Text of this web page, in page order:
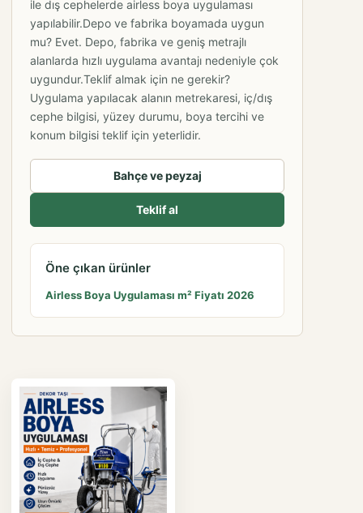
Bahçe ve peyzaj
Teklif al
Öne çıkan ürünler
Airless Boya Uygulaması m² Fiyatı 2026